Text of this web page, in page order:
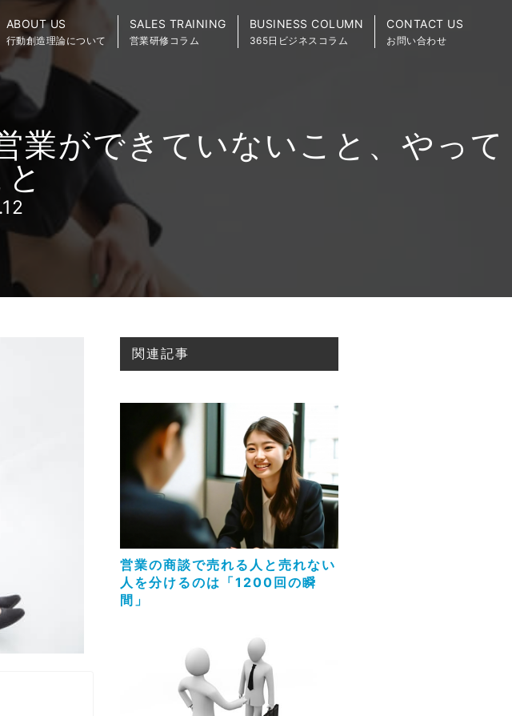
ABOUT US
行動創造理論について
SALES TRAINING
営業研修コラム
BUSINESS COLUMN
365日ビジネスコラム
CONTACT US
お問い合わせ
業ができていないこと、やって
関連記事
営業の商談で売れる人と売れない
人を分けるのは「1200回の瞬
間」